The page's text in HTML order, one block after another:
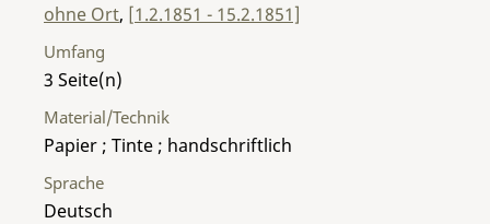
ohne Ort, [1.2.1851 - 15.2.1851]
Umfang
3
Material/Technik
Papier ; Tinte ; handschriftlich
Sprache
Deutsch